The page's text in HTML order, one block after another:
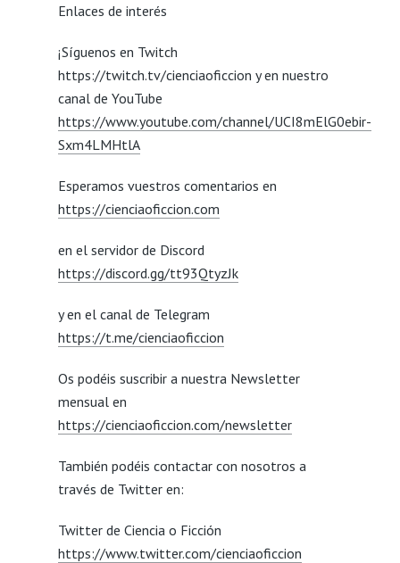
Enlaces de interés
¡Síguenos en Twitch
https://twitch.tv/cienciaoficcion y en nuestro
canal de YouTube
https://www.youtube.com/channel/UCI8mElG0ebir-
Sxm4LMHtlA
Esperamos vuestros comentarios en
https://cienciaoficcion.com
en el servidor de Discord
https://discord.gg/tt93QtyzJk
y en el canal de Telegram
https://t.me/cienciaoficcion
Os podéis suscribir a nuestra Newsletter
mensual en
https://cienciaoficcion.com/newsletter
También podéis contactar con nosotros a
través de Twitter en:
Twitter de Ciencia o Ficción
https://www.twitter.com/cienciaoficcion